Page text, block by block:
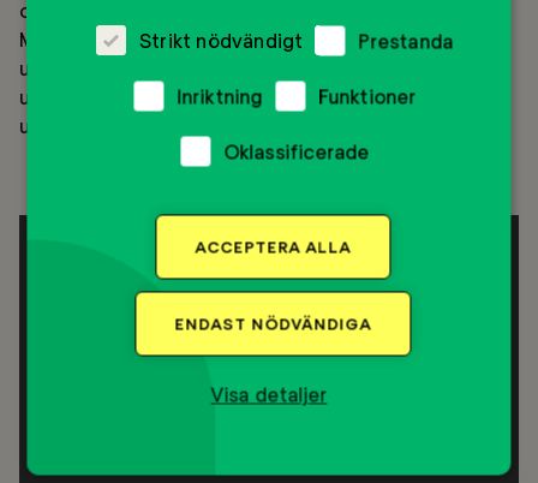
och med min dotter så paddlade jag en flerdagstur i
Marvikarna i Sörmland. Det finns så mycket att
upptäcka i Sverige och efter att ha rest mycket
utomlands så har jag vänt nyfikenheten och
utforskarglädjen mycket närmare än tidigare.
Strikt nödvändigt Prestanda
Inriktning Funktioner
Oklassificerade
ACCEPTERA ALLA
ENDAST NÖDVÄNDIGA
Visa detaljer